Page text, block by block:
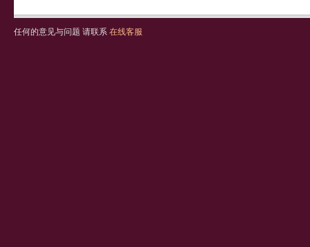
任何的意见与问题 请联系 在线客服